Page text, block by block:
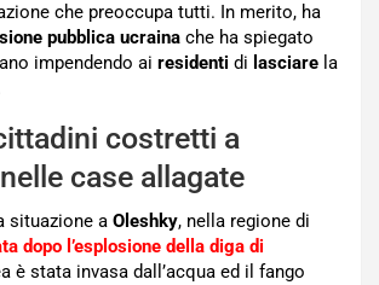
che preoccupa tutti. In merito, ha
pubblica ucraina che ha spiegato
impendendo ai residenti di lasciare la
costretti a
case allagate
situazione a Oleshky, nella regione di
dopo l’esplosione della diga di
è stata invasa dall’acqua ed il fango